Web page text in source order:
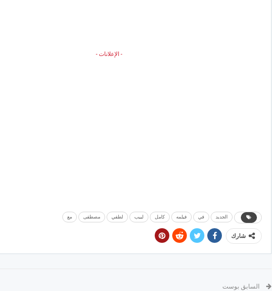
- الإعلانات -
الجديد في فيلمه كامل لبيب لطفي مصطفى مع
شارك
السابق بوست